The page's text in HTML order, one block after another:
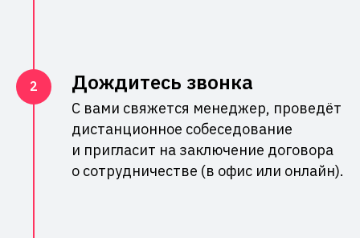
Дождитесь звонка
С вами свяжется менеджер, проведёт
дистанционное собеседование
и пригласит на заключение договора
о сотрудничестве (в офис или онлайн).